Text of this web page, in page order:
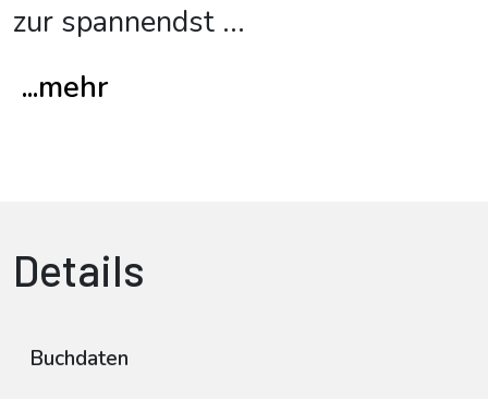
zur spannendst ...
...mehr
Details
Buchdaten